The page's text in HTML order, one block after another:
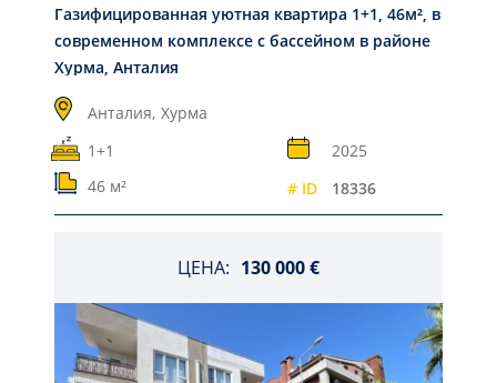
Газифицированная уютная квартира 1+1, 46м², в
современном комплексе с бассейном в районе
Хурма, Анталия
Анталия, Хурма
1+1
2025
46 м²
# ID 18336
ЦЕНА: 130 000 €